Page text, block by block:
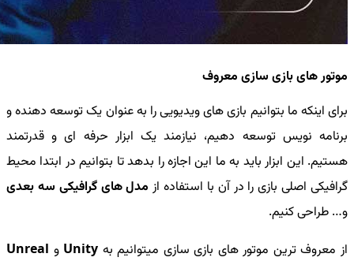
موتور های بازی سازی معروف
برای اینکه ما بتوانیم بازی های ویدیویی را به عنوان یک توسعه دهنده و
برنامه نویس توسعه دهیم، نیازمند یک ابزار حرفه ای و قدرتمند
هستیم. این ابزار باید به ما این اجازه را بدهد تا بتوانیم در ابتدا محیط
گرافیکی اصلی بازی را در آن با استفاده از مدل های گرافیکی سه بعدی
و… طراحی کنیم.
از معروف ترین موتور های بازی سازی میتوانیم به Unity و Unreal